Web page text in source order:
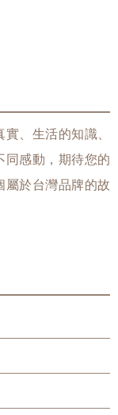
、生活的知識、
同感動，期待您的
於台灣品牌的故